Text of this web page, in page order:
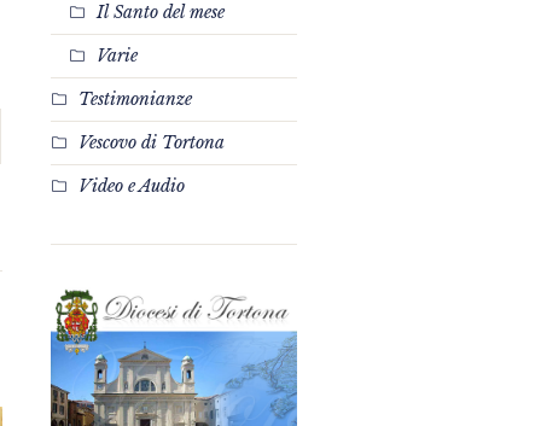
Il Santo del mese
Varie
Testimonianze
Vescovo di Tortona
Video e Audio